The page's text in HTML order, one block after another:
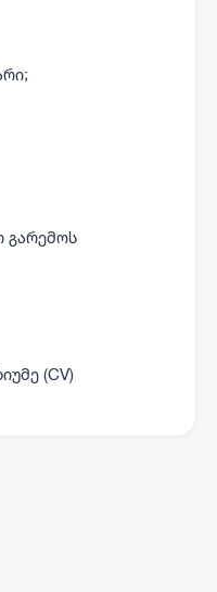
გარემოს
(CV)